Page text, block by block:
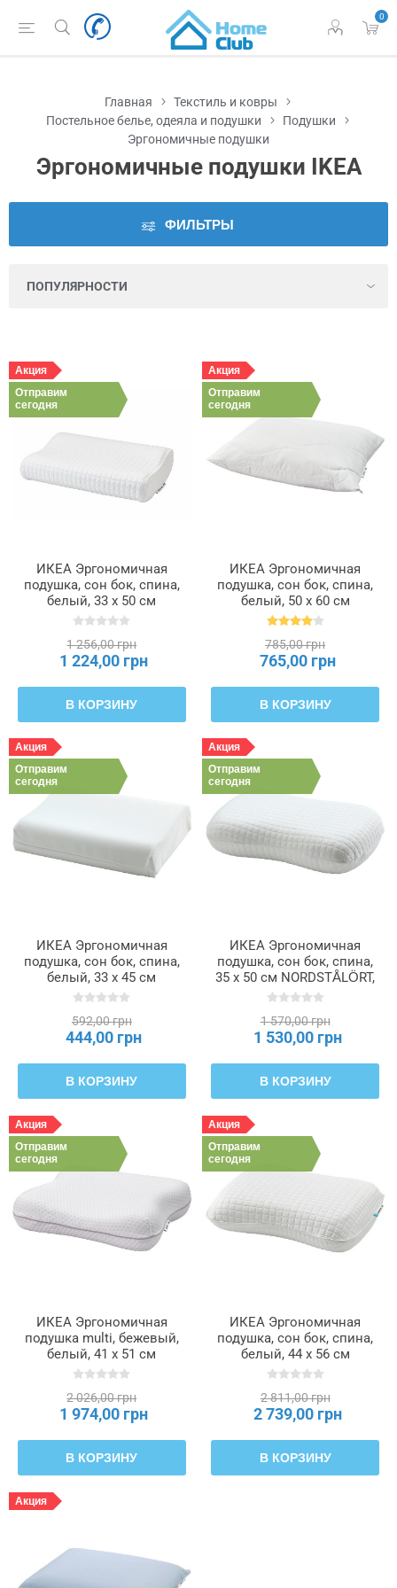
0
Наличие
во
Цена
Серия
Высота
Ширина
Главная
Текстиль и ковры
Постельное белье, одеяла и подушки
Подушки
Эргономичные подушки
Эргономичные подушки IKEA
ФИЛЬТРЫ
Акция
Отправим
сегодня
ИКЕА Эргономичная
подушка, сон бок, спина,
белый, 33 x 50 см
ROSENSKÄRM
1 256,00 грн
1 224,00 грн
В КОРЗИНУ
Акция
Отправим
сегодня
ИКЕА Эргономичная
подушка, сон бок, спина,
белый, 50 x 60 см
LÖKSTAMFLY, 505.961.92
785,00 грн
765,00 грн
В КОРЗИНУ
Акция
Отправим
сегодня
ИКЕА Эргономичная
подушка, сон бок, спина,
белый, 33 x 45 см
PAPEGOJBUSKE, 005.528.45
592,00 грн
444,00 грн
В КОРЗИНУ
Акция
Отправим
сегодня
ИКЕА Эргономичная
подушка, сон бок, спина,
35 х 50 см NORDSTÅLÖRT,
205.962.40
1 570,00 грн
1 530,00 грн
В КОРЗИНУ
Акция
Отправим
сегодня
ИКЕА Эргономичная
подушка multi, бежевый,
белый, 41 x 51 см
ISRANUNKEL, 005.767.33
2 026,00 грн
1 974,00 грн
В КОРЗИНУ
Акция
Отправим
сегодня
ИКЕА Эргономичная
подушка, сон бок, спина,
белый, 44 x 56 см
KLUBBSPORRE
2 811,00 грн
2 739,00 грн
В КОРЗИНУ
Акция